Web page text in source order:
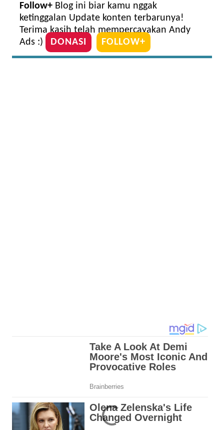
Follow+ Blog ini biar kamu nggak
ketinggalan Update konten terbarunya!
Terima kasih telah mempercayakan Andy
Ads :)
DONASI FOLLOW+